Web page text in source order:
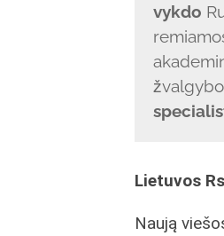
vykdo
Lietuvos
Naują